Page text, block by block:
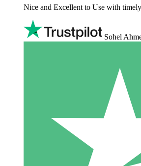
Nice and Excellent to Use with
Sohel